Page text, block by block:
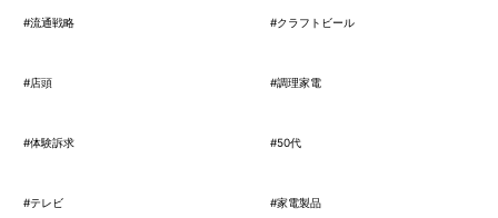
#流通戦略 #クラフトビール
#店頭 #調理家電
#体験訴求 #50代
#テレビ #家電製品